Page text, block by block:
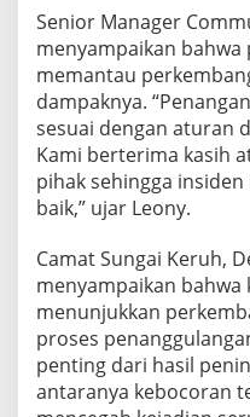
b
a
t
V
a
n
d
a
l
s
m
e
P
i
p
a
Senior Manager
menyampaikan
memantau
dampaknya.
sesuai dengan aturan
Kami berterima kasih
pihak sehingga
baik,” ujar Leony.
Camat Sungai Keruh,
menyampaikan
menunjukkan
proses
penting dari hasil
antaranya kebocoran